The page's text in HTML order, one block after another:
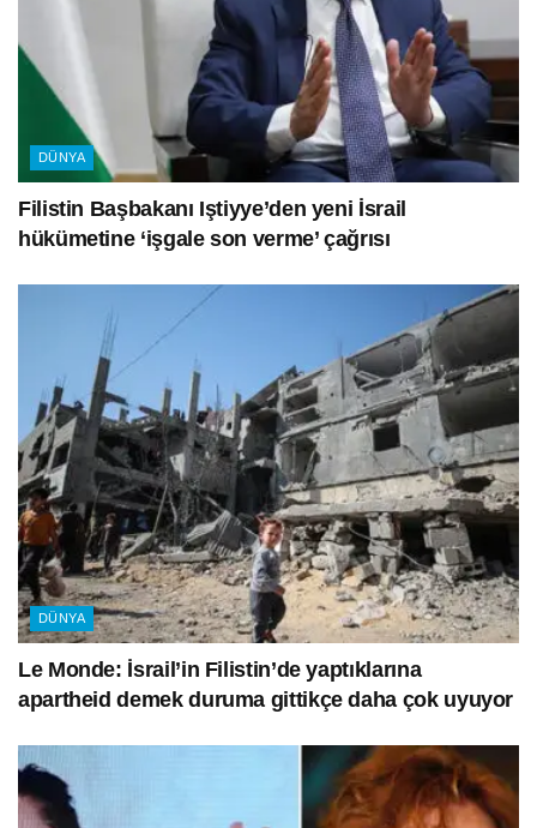
DÜNYA
Filistin Başbakanı Iştiyye’den yeni İsrail
hükümetine ‘işgale son verme’ çağrısı
DÜNYA
Le Monde: İsrail’in Filistin’de yaptıklarına
apartheid demek duruma gittikçe daha çok uyuyor